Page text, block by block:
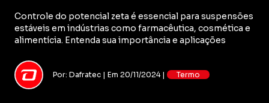
Controle do potencial zeta é essencial para suspensões
estáveis em indústrias como farmacêutica, cosmética e
alimentícia. Entenda sua importância e aplicações
Por: Dafratec | Em 20/11/2024 | Termo